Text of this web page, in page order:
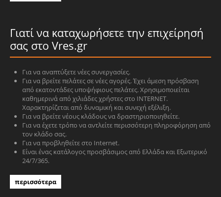
Γιατί να καταχωρήσετε την επιχείρησή
σας στο Vres.gr
Για να αναπτύξετε νέες συνεργασίες.
Για να βρείτε πελάτες σε νέες αγορές. Έχει άμεση πρόσβαση
από εκατοντάδες υποψήφιους πελάτες. Χρησιμοποιείται
καθημερινά από χιλιάδες χρήστες στο INTERNET.
Χαρακτηρίζεται από δυναμική και συνεχή εξέλιξη.
Για να βρείτε νέους κλάδους να δραστηριοποιηθείτε.
Για να έχετε τρόπο να αντλείτε περισσότερη πληροφόρηση από
τον κλάδο σας.
Για να προβληθείτε στο Internet.
Είναι ένας κατάλογος προσβάσιμος από Ελλάδα και Εξωτερικό
24/7/365.
περισσότερα